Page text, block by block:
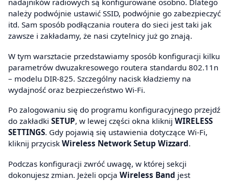
nadajników radiowych są konfigurowane osobno. Dlatego
należy podwójnie ustawić SSID, podwójnie go zabezpieczyć
itd. Sam sposób podłączania routera do sieci jest taki jak
zawsze i zakładamy, że nasi czytelnicy już go znają.
W tym warsztacie przedstawiamy sposób konfiguracji kilku
parametrów dwuzakresowego routera standardu 802.11n
– modelu DIR-825. Szczególny nacisk kładziemy na
wydajność oraz bezpieczeństwo Wi-Fi.
Po zalogowaniu się do programu konfiguracyjnego przejdź
do zakładki SETUP, w lewej części okna kliknij WIRELESS
SETTINGS. Gdy pojawią się ustawienia dotyczące Wi-Fi,
kliknij przycisk Wireless Network Setup Wizzard.
Podczas konfiguracji zwróć uwagę, w której sekcji
dokonujesz zmian. Jeżeli opcja Wireless Band jest